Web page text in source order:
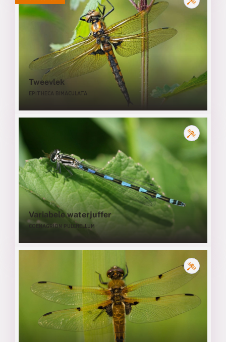
Tweevlek
EPITHECA BIMACULATA
Variabele waterjuffer
COENAGRION PULCHELLUM